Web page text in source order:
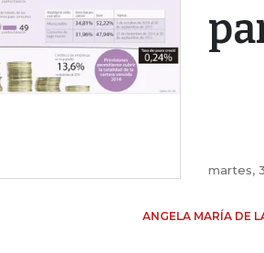
martes,
ANGELA MARÍA DE